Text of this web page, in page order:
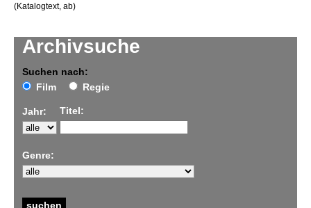
Archivsuche
Suchen nach:
Film
Regie
Jahr: Titel:
Genre:
(Katalogtext, ab)